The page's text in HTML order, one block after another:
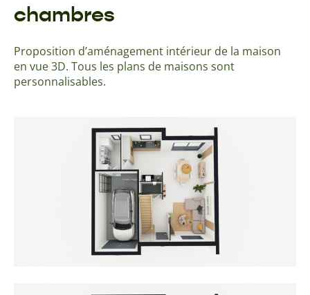
chambres
Proposition d’aménagement intérieur de la maison
en vue 3D. Tous les plans de maisons sont
personnalisables.